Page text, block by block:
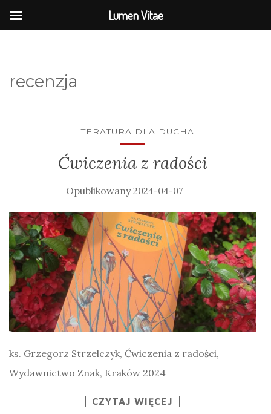
recenzja
LITERATURA DLA DUCHA
Ćwiczenia z radości
2024-04-07
ks. Grzegorz Strzelczyk, Ćwiczenia z radości,
Wydawnictwo Znak, Kraków 2024
CZYTAJ WIĘCEJ
Lumen Vitae